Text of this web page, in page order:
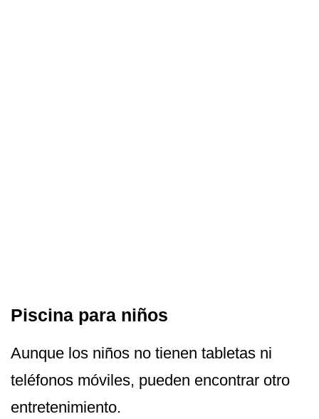
Piscina para niños
Aunque los niños no tienen tabletas ni
teléfonos móviles, pueden encontrar otro
entretenimiento.